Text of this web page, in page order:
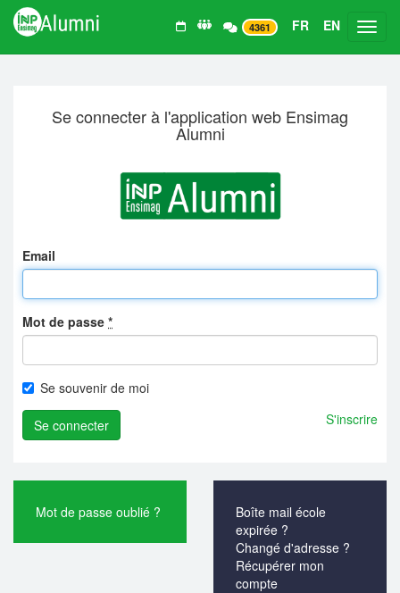
4361 FR EN
Se connecter à l'application web Ensimag
Alumni
Email
Mot de passe *
Se souvenir de moi
S'inscrire
Mot de passe oublié ?
Boîte mail école
expirée ?
Changé d'adresse ?
Récupérer mon
compte